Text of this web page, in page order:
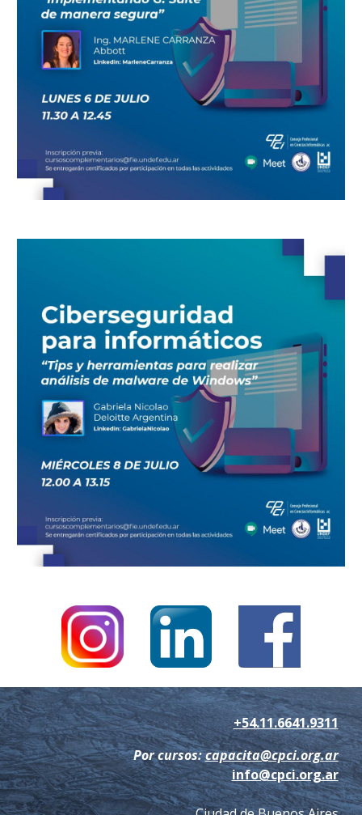
+54.11.6641.9311
Por cursos:capacita@cpci.org.ar
info@cpci.org.ar